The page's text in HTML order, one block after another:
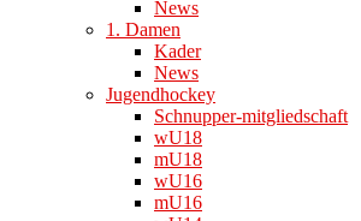
News
1. Damen
Kader
News
Jugendhockey
Schnupper-mitgliedschaft
wU18
mU18
wU16
mU16